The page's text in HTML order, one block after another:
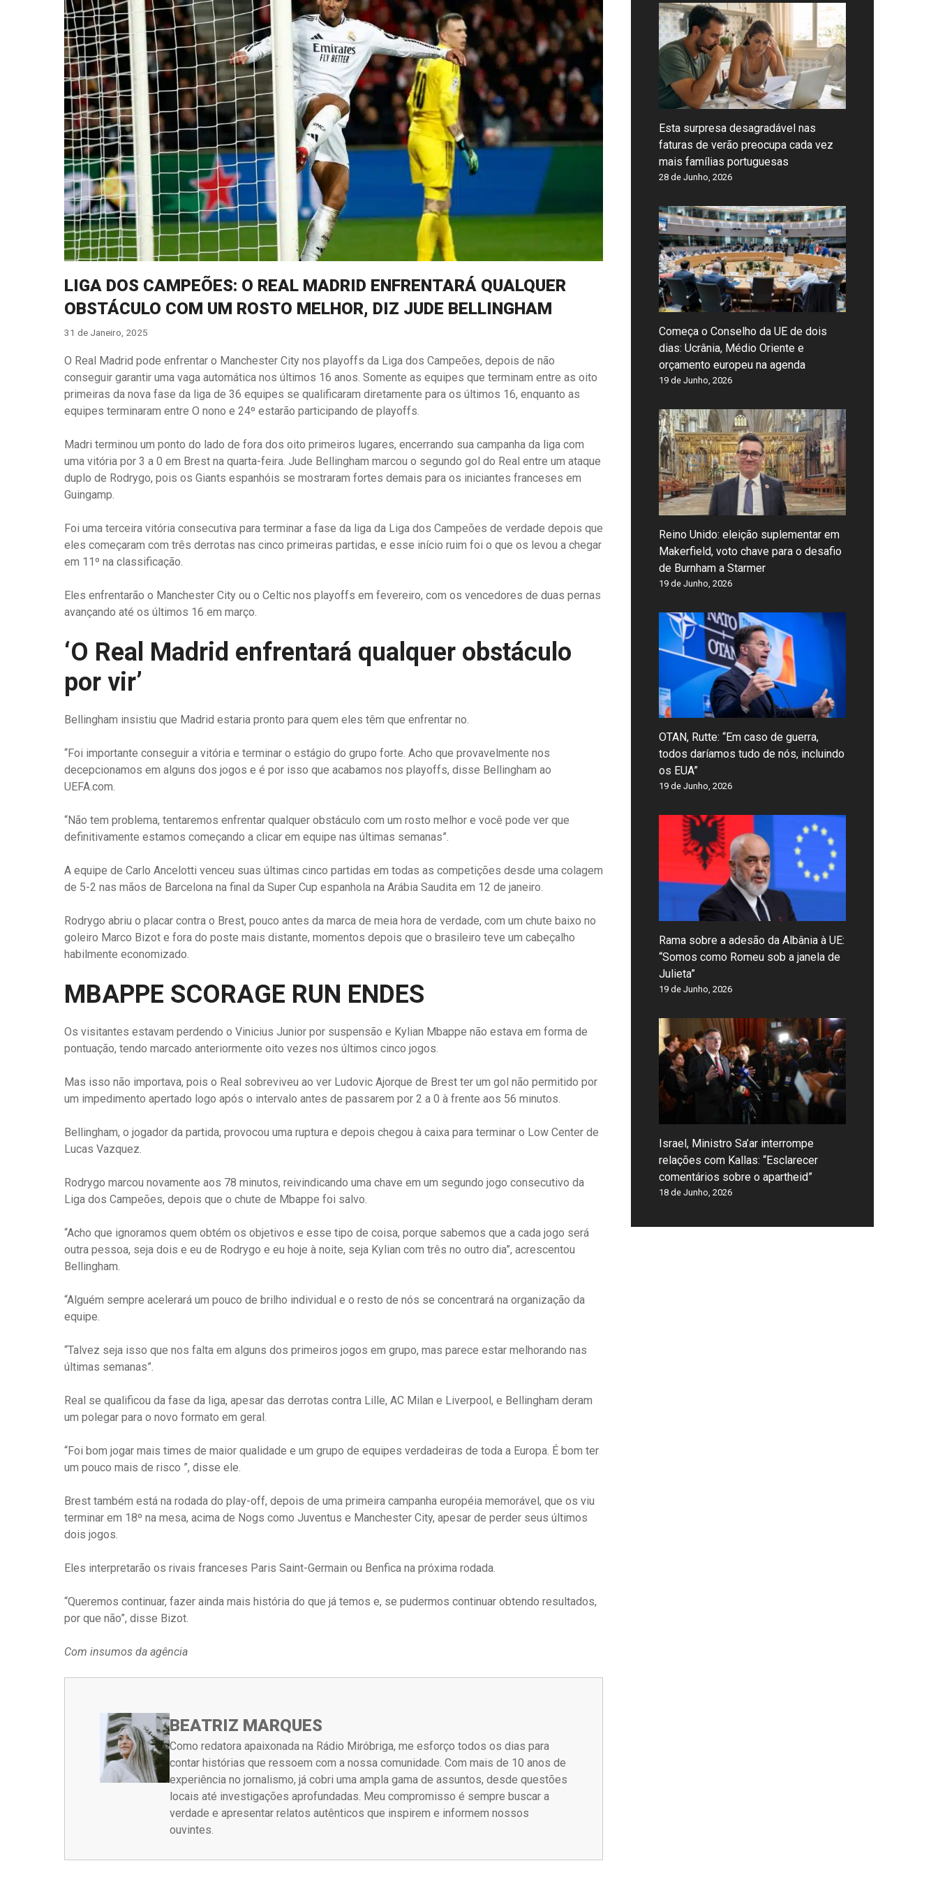
LIGA DOS CAMPEÕES: O REAL MADRID ENFRENTARÁ QUALQUER
OBSTÁCULO COM UM ROSTO MELHOR, DIZ JUDE BELLINGHAM
31 de Janeiro, 2025
O Real Madrid pode enfrentar o Manchester City nos playoffs da Liga dos Campeões, depois de não
conseguir garantir uma vaga automática nos últimos 16 anos. Somente as equipes que terminam entre as oito
primeiras da nova fase da liga de 36 equipes se qualificaram diretamente para os últimos 16, enquanto as
equipes terminaram entre O nono e 24º estarão participando de playoffs.
Madri terminou um ponto do lado de fora dos oito primeiros lugares, encerrando sua campanha da liga com
uma vitória por 3 a 0 em Brest na quarta-feira. Jude Bellingham marcou o segundo gol do Real entre um ataque
duplo de Rodrygo, pois os Giants espanhóis se mostraram fortes demais para os iniciantes franceses em
Guingamp.
Foi uma terceira vitória consecutiva para terminar a fase da liga da Liga dos Campeões de verdade depois que
eles começaram com três derrotas nas cinco primeiras partidas, e esse início ruim foi o que os levou a chegar
em 11º na classificação.
Eles enfrentarão o Manchester City ou o Celtic nos playoffs em fevereiro, com os vencedores de duas pernas
avançando até os últimos 16 em março.
‘O Real Madrid enfrentará qualquer obstáculo
por vir’
Bellingham insistiu que Madrid estaria pronto para quem eles têm que enfrentar no.
“Foi importante conseguir a vitória e terminar o estágio do grupo forte. Acho que provavelmente nos
decepcionamos em alguns dos jogos e é por isso que acabamos nos playoffs, disse Bellingham ao
UEFA.com.
“Não tem problema, tentaremos enfrentar qualquer obstáculo com um rosto melhor e você pode ver que
definitivamente estamos começando a clicar em equipe nas últimas semanas”.
A equipe de Carlo Ancelotti venceu suas últimas cinco partidas em todas as competições desde uma colagem
de 5-2 nas mãos de Barcelona na final da Super Cup espanhola na Arábia Saudita em 12 de janeiro.
Rodrygo abriu o placar contra o Brest, pouco antes da marca de meia hora de verdade, com um chute baixo no
goleiro Marco Bizot e fora do poste mais distante, momentos depois que o brasileiro teve um cabeçalho
habilmente economizado.
MBAPPE SCORAGE RUN ENDES
Os visitantes estavam perdendo o Vinicius Junior por suspensão e Kylian Mbappe não estava em forma de
pontuação, tendo marcado anteriormente oito vezes nos últimos cinco jogos.
Mas isso não importava, pois o Real sobreviveu ao ver Ludovic Ajorque de Brest ter um gol não permitido por
um impedimento apertado logo após o intervalo antes de passarem por 2 a 0 à frente aos 56 minutos.
Bellingham, o jogador da partida, provocou uma ruptura e depois chegou à caixa para terminar o Low Center de
Lucas Vazquez.
Rodrygo marcou novamente aos 78 minutos, reivindicando uma chave em um segundo jogo consecutivo da
Liga dos Campeões, depois que o chute de Mbappe foi salvo.
“Acho que ignoramos quem obtém os objetivos e esse tipo de coisa, porque sabemos que a cada jogo será
outra pessoa, seja dois e eu de Rodrygo e eu hoje à noite, seja Kylian com três no outro dia”, acrescentou
Bellingham.
“Alguém sempre acelerará um pouco de brilho individual e o resto de nós se concentrará na organização da
equipe.
“Talvez seja isso que nos falta em alguns dos primeiros jogos em grupo, mas parece estar melhorando nas
últimas semanas”.
Real se qualificou da fase da liga, apesar das derrotas contra Lille, AC Milan e Liverpool, e Bellingham deram
um polegar para o novo formato em geral.
“Foi bom jogar mais times de maior qualidade e um grupo de equipes verdadeiras de toda a Europa. É bom ter
um pouco mais de risco ”, disse ele.
Brest também está na rodada do play-off, depois de uma primeira campanha européia memorável, que os viu
terminar em 18º na mesa, acima de Nogs como Juventus e Manchester City, apesar de perder seus últimos
dois jogos.
Eles interpretarão os rivais franceses Paris Saint-Germain ou Benfica na próxima rodada.
“Queremos continuar, fazer ainda mais história do que já temos e, se pudermos continuar obtendo resultados,
por que não”, disse Bizot.
Com insumos da agência
BEATRIZ MARQUES
Como redatora apaixonada na Rádio Miróbriga, me esforço todos os dias para
contar histórias que ressoem com a nossa comunidade. Com mais de 10 anos de
experiência no jornalismo, já cobri uma ampla gama de assuntos, desde questões
locais até investigações aprofundadas. Meu compromisso é sempre buscar a
verdade e apresentar relatos autênticos que inspirem e informem nossos
ouvintes.
Esta surpresa desagradável nas
faturas de verão preocupa cada vez
mais famílias portuguesas
28 de Junho, 2026
Começa o Conselho da UE de dois
dias: Ucrânia, Médio Oriente e
orçamento europeu na agenda
19 de Junho, 2026
Reino Unido: eleição suplementar em
Makerfield, voto chave para o desafio
de Burnham a Starmer
19 de Junho, 2026
OTAN, Rutte: “Em caso de guerra,
todos daríamos tudo de nós, incluindo
os EUA”
19 de Junho, 2026
Rama sobre a adesão da Albânia à UE:
“Somos como Romeu sob a janela de
Julieta”
19 de Junho, 2026
Israel, Ministro Sa’ar interrompe
relações com Kallas: “Esclarecer
comentários sobre o apartheid”
18 de Junho, 2026